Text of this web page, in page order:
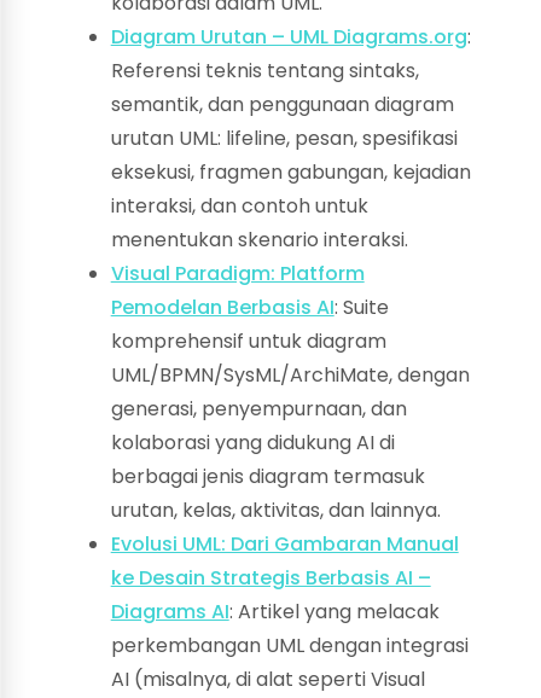
Diagram Urutan – UML Diagrams.org:
Referensi teknis tentang sintaks,
semantik, dan penggunaan diagram
urutan UML: lifeline, pesan, spesifikasi
eksekusi, fragmen gabungan, kejadian
interaksi, dan contoh untuk
menentukan skenario interaksi.
Visual Paradigm: Platform
Pemodelan Berbasis AI: Suite
komprehensif untuk diagram
UML/BPMN/SysML/ArchiMate, dengan
generasi, penyempurnaan, dan
kolaborasi yang didukung AI di
berbagai jenis diagram termasuk
urutan, kelas, aktivitas, dan lainnya.
Evolusi UML: Dari Gambaran Manual
ke Desain Strategis Berbasis AI –
Diagrams AI: Artikel yang melacak
perkembangan UML dengan integrasi
AI (misalnya, di alat seperti Visual